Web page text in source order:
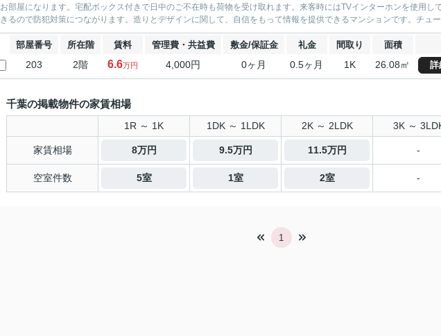
お部屋になります。宅配ボックス付きで日中のご不在時も荷物を受け取れます。来客時にはTVインターホンを使用し
きるので防犯対策につながります。造りとデザインに関して、自信をもって情報を提供できるマンションです。チュ
部屋番号 所在階 賃料 管理費・共益費 敷金/保証金 礼金 間取り 面積
203 2階 6.6万円 4,000円 0ヶ月 0.5ヶ月 1K 26.08㎡ 詳
千葉の掲載物件の家賃相場
1R ～ 1K 1DK ～ 1LDK 2K ～ 2LDK 3K ～
家賃相場 8万円 9.5万円 11.5万円 -
空室件数 5室 1室 2室 -
1